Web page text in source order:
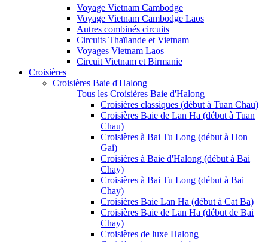
Voyage Vietnam Cambodge
Voyage Vietnam Cambodge Laos
Autres combinés circuits
Circuits Thaïlande et Vietnam
Voyages Vietnam Laos
Circuit Vietnam et Birmanie
Croisières
Croisières Baie d'Halong
Tous les Croisières Baie d'Halong
Croisières classiques (début à Tuan Chau)
Croisières Baie de Lan Ha (début à Tuan
Chau)
Croisières à Bai Tu Long (début à Hon
Gai)
Croisières à Baie d'Halong (début à Bai
Chay)
Croisières à Bai Tu Long (début à Bai
Chay)
Croisières Baie Lan Ha (début à Cat Ba)
Croisières Baie de Lan Ha (début de Bai
Chay)
Croisières de luxe Halong